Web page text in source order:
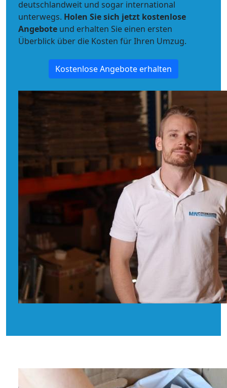
deutschlandweit und sogar international
unterwegs. Holen Sie sich jetzt kostenlose
Angebote und erhalten Sie einen ersten
Überblick über die Kosten für Ihren Umzug.
Kostenlose Angebote erhalten